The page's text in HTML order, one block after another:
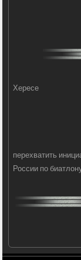
Хересе
перехватить
России по